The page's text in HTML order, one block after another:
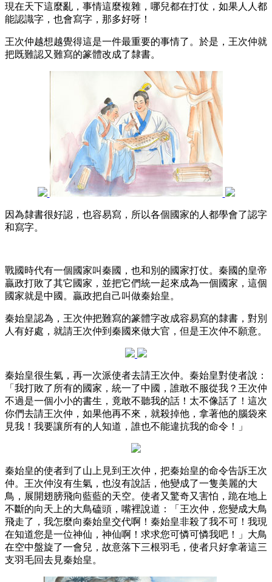
現在天下這麼亂，事情這麼複雜，哪兒都在打仗，如果人人都
能認識字，也會寫字，那多好呀！
王次仲越想越覺得這是一件最重要的事情了。於是，王次仲就
把既難認又難寫的篆體改成了隸書。
因為隸書很好認，也容易寫，所以各個國家的人都學會了認字
和寫字。
戰國時代有一個國家叫秦國，也和別的國家打仗。秦國的皇帝
贏政打敗了其它國家，並把它們統一起來成為一個國家，這個
國家就是中國。贏政把自己叫做秦始皇。
秦始皇認為，王次仲把難寫的篆體字改成容易寫的隸書，對別
人有好處，就請王次仲到秦國來做大官，但是王次仲不願意。
秦始皇很生氣，再一次派使者去請王次仲。秦始皇對使者說：
「我打敗了所有的國家，統一了中國，誰敢不服從我？王次仲
不過是一個小小的書生，竟敢不聽我的話！太不像話了！這次
你們去請王次仲，如果他再不來，就殺掉他，拿著他的腦袋來
見我！我要讓所有的人知道，誰也不能違抗我的命令！」
秦始皇的使者到了山上見到王次仲，把秦始皇的命令告訴王次
仲。王次仲沒有生氣，也沒有說話，他變成了一隻美麗的大
鳥，展開翅膀飛向藍藍的天空。使者又驚奇又害怕，跪在地上
不斷的向天上的大鳥磕頭，嘴裡說道：「王次仲，您變成大鳥
飛走了，我怎麼向秦始皇交代啊！秦始皇非殺了我不可！我現
在知道您是一位神仙，神仙啊！求求您可憐可憐我吧！」大鳥
在空中盤旋了一會兒，故意落下三根羽毛，使者只好拿著這三
支羽毛回去見秦始皇。